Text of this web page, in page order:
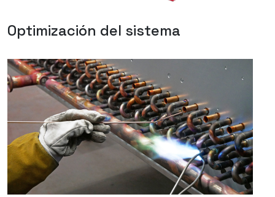
Optimización del sistema